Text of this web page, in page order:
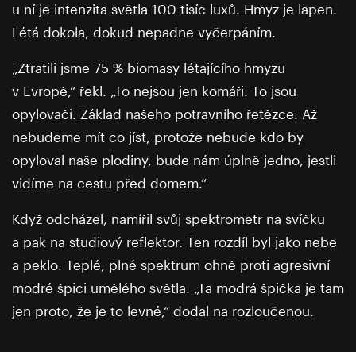
u ní je intenzita světla 100 tisíc luxů. Hmyz je lapen.
Létá dokola, dokud nepadne vyčerpáním.
„Ztratili jsme 75 % biomasy létajícího hmyzu
v Evropě,“ řekl. „To nejsou jen komáři. To jsou
opylovači. Základ našeho potravního řetězce. Až
nebudeme mít co jíst, protože nebude kdo by
opyloval naše plodiny, bude nám úplně jedno, jestli
vidíme na cestu před domem.“
Když odcházel, namířil svůj spektrometr na svíčku
a pak na studiový reflektor. Ten rozdíl byl jako nebe
a peklo. Teplé, plné spektrum ohně proti agresivní
modré špici umělého světla. „Ta modrá špička je tam
jen proto, že je to levné,“ dodal na rozloučenou.